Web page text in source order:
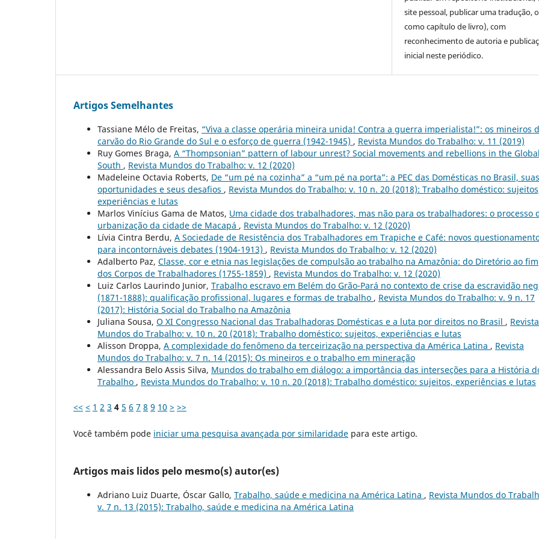
site pessoal, publicar uma tradução,
como capítulo de livro), com
reconhecimento de autoria e
inicial neste periódico.
Artigos Semelhantes
Tassiane Mélo de Freitas, “Viva a classe operária mineira unida! Contra a guerra imperialista!”: os mineiros
carvão do Rio Grande do Sul e o esforço de guerra (1942-1945) , Revista Mundos do Trabalho: v. 11 (2019)
Ruy Gomes Braga, A “Thompsonian” pattern of labour unrest? Social movements and rebellions in the Global
South , Revista Mundos do Trabalho: v. 12 (2020)
Madeleine Octavia Roberts, De “um pé na cozinha” a “um pé na porta”: a PEC das Domésticas no Brasil, suas
oportunidades e seus desafios , Revista Mundos do Trabalho: v. 10 n. 20 (2018): Trabalho doméstico:
experiências e lutas
Marlos Vinícius Gama de Matos, Uma cidade dos trabalhadores, mas não para os trabalhadores: o processo
urbanização da cidade de Macapá , Revista Mundos do Trabalho: v. 12 (2020)
Lívia Cintra Berdu, A Sociedade de Resistência dos Trabalhadores em Trapiche e Café: novos
para incontornáveis debates (1904-1913) , Revista Mundos do Trabalho: v. 12 (2020)
Adalberto Paz, Classe, cor e etnia nas legislações de compulsão ao trabalho na Amazônia: do Diretório ao fim
dos Corpos de Trabalhadores (1755-1859) , Revista Mundos do Trabalho: v. 12 (2020)
Luiz Carlos Laurindo Junior, Trabalho escravo em Belém do Grão-Pará no contexto de crise da escravidão
(1871-1888): qualificação profissional, lugares e formas de trabalho , Revista Mundos do Trabalho: v. 9 n. 17
(2017): História Social do Trabalho na Amazônia
Juliana Sousa, O XI Congresso Nacional das Trabalhadoras Domésticas e a luta por direitos no Brasil , Revista
Mundos do Trabalho: v. 10 n. 20 (2018): Trabalho doméstico: sujeitos, experiências e lutas
Alisson Droppa, A complexidade do fenômeno da terceirização na perspectiva da América Latina , Revista
Mundos do Trabalho: v. 7 n. 14 (2015): Os mineiros e o trabalho em mineração
Alessandra Belo Assis Silva, Mundos do trabalho em diálogo: a importância das interseções para a História
Trabalho , Revista Mundos do Trabalho: v. 10 n. 20 (2018): Trabalho doméstico: sujeitos, experiências e lutas
<< < 1 2 3 4 5 6 7 8 9 10 > >>
Você também pode iniciar uma pesquisa avançada por similaridade para este artigo.
Artigos mais lidos pelo mesmo(s) autor(es)
Adriano Luiz Duarte, Óscar Gallo, Trabalho, saúde e medicina na América Latina , Revista Mundos do
v. 7 n. 13 (2015): Trabalho, saúde e medicina na América Latina